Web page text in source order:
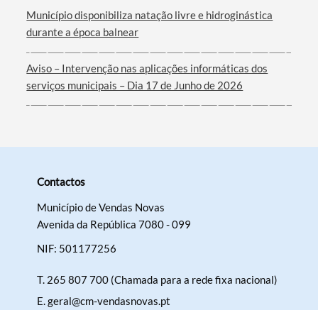
Município disponibiliza natação livre e hidroginástica
durante a época balnear
Aviso – Intervenção nas aplicações informáticas dos
serviços municipais – Dia 17 de Junho de 2026
Contactos
Município de Vendas Novas
Avenida da República 7080 - 099
NIF: 501177256
T. 265 807 700 (Chamada para a rede fixa nacional)
E.geral@cm-vendasnovas.pt